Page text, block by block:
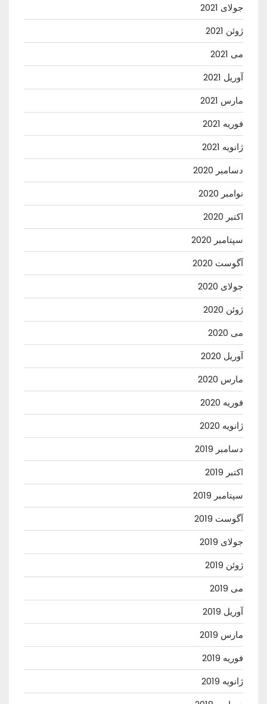
جولای 2021
ژوئن 2021
می 2021
آوریل 2021
مارس 2021
فوریه 2021
ژانویه 2021
دسامبر 2020
نوامبر 2020
اکتبر 2020
سپتامبر 2020
آگوست 2020
جولای 2020
ژوئن 2020
می 2020
آوریل 2020
مارس 2020
فوریه 2020
ژانویه 2020
دسامبر 2019
اکتبر 2019
سپتامبر 2019
آگوست 2019
جولای 2019
ژوئن 2019
می 2019
آوریل 2019
مارس 2019
فوریه 2019
ژانویه 2019